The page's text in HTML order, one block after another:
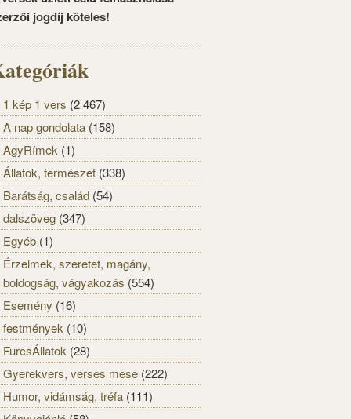
jogdíj köteles!
1 kép 1 vers (2 467)
A nap gondolata (158)
AgyRímek (1)
Állatok, természet (338)
Barátság, család (54)
dalszöveg (347)
Egyéb (1)
Érzelmek, szeretet, magány,
boldogság, vágyakozás (554)
Esemény (16)
festmények (10)
FurcsÁllatok (28)
Gyerekvers, verses mese (222)
Humor, vidámság, tréfa (111)